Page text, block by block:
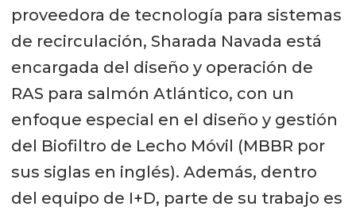
proveedora de tecnología para sistemas
de recirculación, Sharada Navada está
encargada del diseño y operación de
RAS para salmón Atlántico, con un
enfoque especial en el diseño y gestión
del Biofiltro de Lecho Móvil (MBBR por
sus siglas en inglés). Además, dentro
del equipo de I+D, parte de su trabajo es